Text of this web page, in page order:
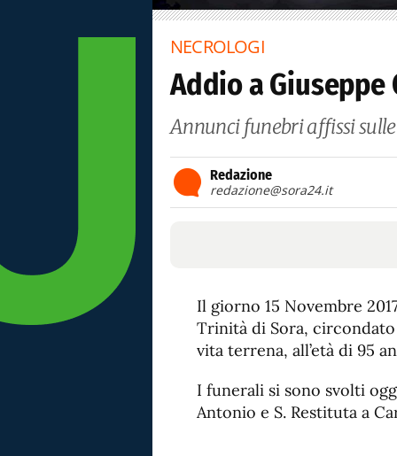
NECROLOGI
Addio a Giuseppe
Annunci funebri affissi
Redazione
redazione@sora24.it
Il giorno 15 Novembre
Trinità di Sora, circondato
vita terrena, all’età di 95
I funerali si sono svolti
Antonio e S. Restituta a